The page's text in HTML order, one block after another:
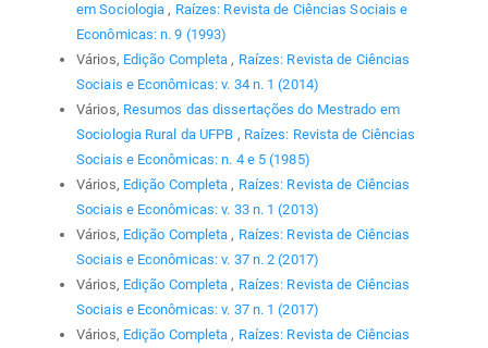
em Sociologia, Raízes: Revista de Ciências Sociais e
Econômicas: n. 9 (1993)
Vários, Edição Completa, Raízes: Revista de Ciências
Sociais e Econômicas: v. 34 n. 1 (2014)
Vários, Resumos das dissertações do Mestrado em
Sociologia Rural da UFPB , Raízes: Revista de Ciências
Sociais e Econômicas: n. 4 e 5 (1985)
Vários, Edição Completa, Raízes: Revista de Ciências
Sociais e Econômicas: v. 33 n. 1 (2013)
Vários, Edição Completa, Raízes: Revista de Ciências
Sociais e Econômicas: v. 37 n. 2 (2017)
Vários, Edição Completa, Raízes: Revista de Ciências
Sociais e Econômicas: v. 37 n. 1 (2017)
Vários, Edição Completa, Raízes: Revista de Ciências